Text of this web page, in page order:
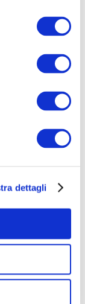
dettagli
per Roma